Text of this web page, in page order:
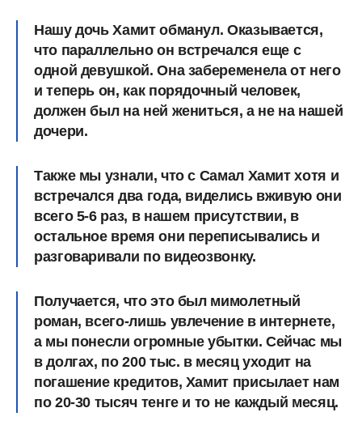
Нашу дочь Хамит обманул. Оказывается,
что параллельно он встречался еще с
одной девушкой. Она забеременела от него
и теперь он, как порядочный человек,
должен был на ней жениться, а не на нашей
дочери.
Также мы узнали, что с Самал Хамит хотя и
встречался два года, виделись вживую они
всего 5-6 раз, в нашем присутствии, в
остальное время они переписывались и
разговаривали по видеозвонку.
Получается, что это был мимолетный
роман, всего-лишь увлечение в интернете,
а мы понесли огромные убытки. Сейчас мы
в долгах, по 200 тыс. в месяц уходит на
погашение кредитов, Хамит присылает нам
по 20-30 тысяч тенге и то не каждый месяц.